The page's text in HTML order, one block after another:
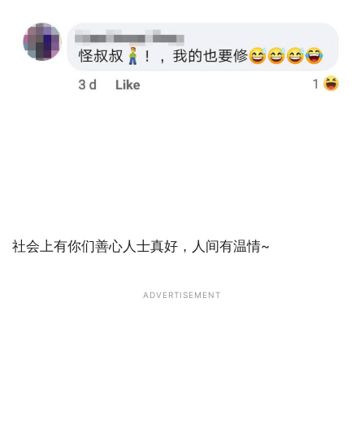
社会上有你们善心人士真好，人间有温情~
ADVERTISEMENT